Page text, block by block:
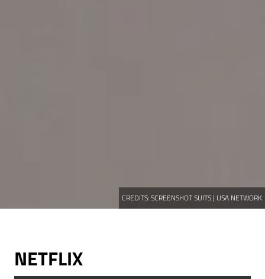
CREDITS:SCREENSHOT SUITS | USA NETWORK
NETFLIX